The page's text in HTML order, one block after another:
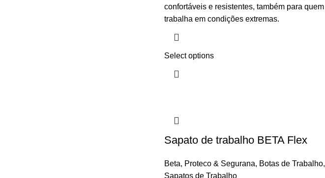
confortáveis ​​e resistentes, também para quem
trabalha em condições extremas.
Select options
Sapato de trabalho BETA Flex
Beta, Proteco & Segurana, Botas de Trabalho,
Sapatos de Trabalho